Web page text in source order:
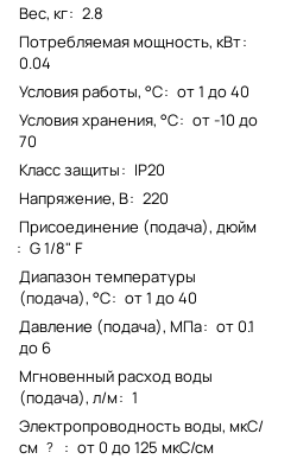
Вес, кг: 2.8
Потребляемая мощность, кВт:
0.04
Условия работы, °С: от 1 до 40
Условия хранения, °С: от -10 до
70
Класс защиты: IP20
Напряжение, В: 220
Присоединение (подача), дюйм
: G 1/8" F
Диапазон температуры
(подача), °С: от 1 до 40
Давление (подача), МПа: от 0.1
до 6
Мгновенный расход воды
(подача), л/м: 1
Электропроводность воды, мкС/
см ? : от 0 до 125 мкС/см